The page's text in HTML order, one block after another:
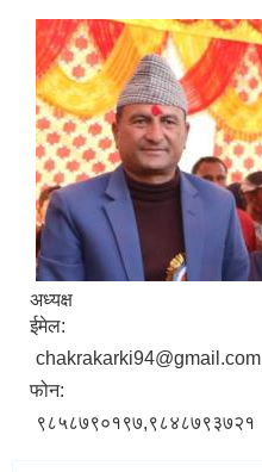
अध्यक्ष
ईमेल:
chakrakarki94@gmail.com
फोन:
९८५८७९०१९७,९८४८७९३७२१